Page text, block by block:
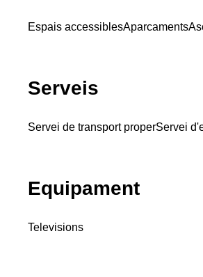
Espais accessiblesAparcaments
Serveis
Servei de transport properServei
Equipament
Televisions